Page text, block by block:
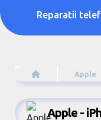
Reparatii
Apple
Apple -